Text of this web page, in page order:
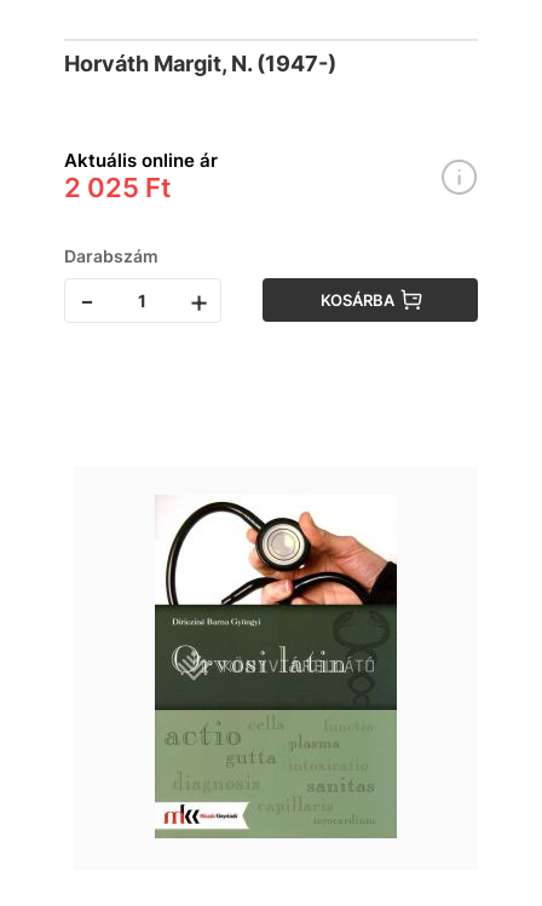
Horváth Margit, N. (1947-)
Aktuális online ár
2 025 Ft
Darabszám
- + KOSÁRBA